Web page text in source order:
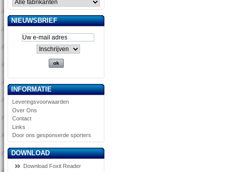
NIEUWSBRIEF
INFORMATIE
Leveringsvoorwaarden
Over Ons
Contact
Links
Door ons gesponserde sporters
DOWNLOAD
Download Foxit Reader